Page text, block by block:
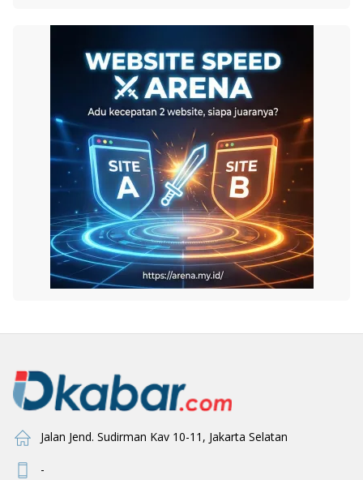
Jalan Jend. Sudirman Kav 10-11, Jakarta Selatan
-